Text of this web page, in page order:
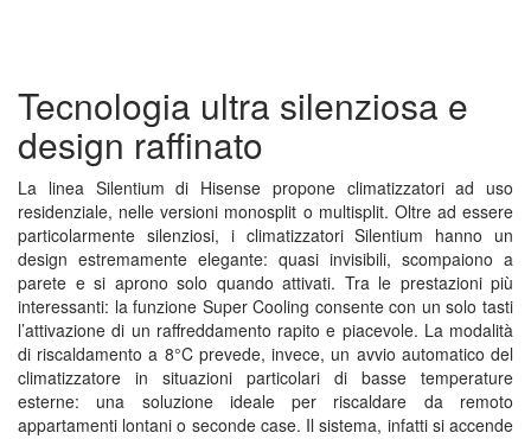
Tecnologia ultra silenziosa e
design raffinato
La linea Silentium di Hisense propone climatizzatori ad uso
residenziale, nelle versioni monosplit o multisplit. Oltre ad essere
particolarmente silenziosi, i climatizzatori Silentium hanno un
design estremamente elegante: quasi invisibili, scompaiono a
parete e si aprono solo quando attivati. Tra le prestazioni più
interessanti: la funzione Super Cooling consente con un solo tasti
l’attivazione di un raffreddamento rapito e piacevole. La modalità
di riscaldamento a 8°C prevede, invece, un avvio automatico del
climatizzatore in situazioni particolari di basse temperature
esterne: una soluzione ideale per riscaldare da remoto
appartamenti lontani o seconde case. Il sistema, infatti si accende